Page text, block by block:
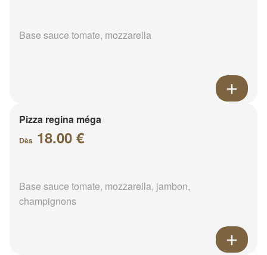
Base sauce tomate, mozzarella
Pizza regina méga
Dès 18.00 €
Base sauce tomate, mozzarella, jambon,
champignons